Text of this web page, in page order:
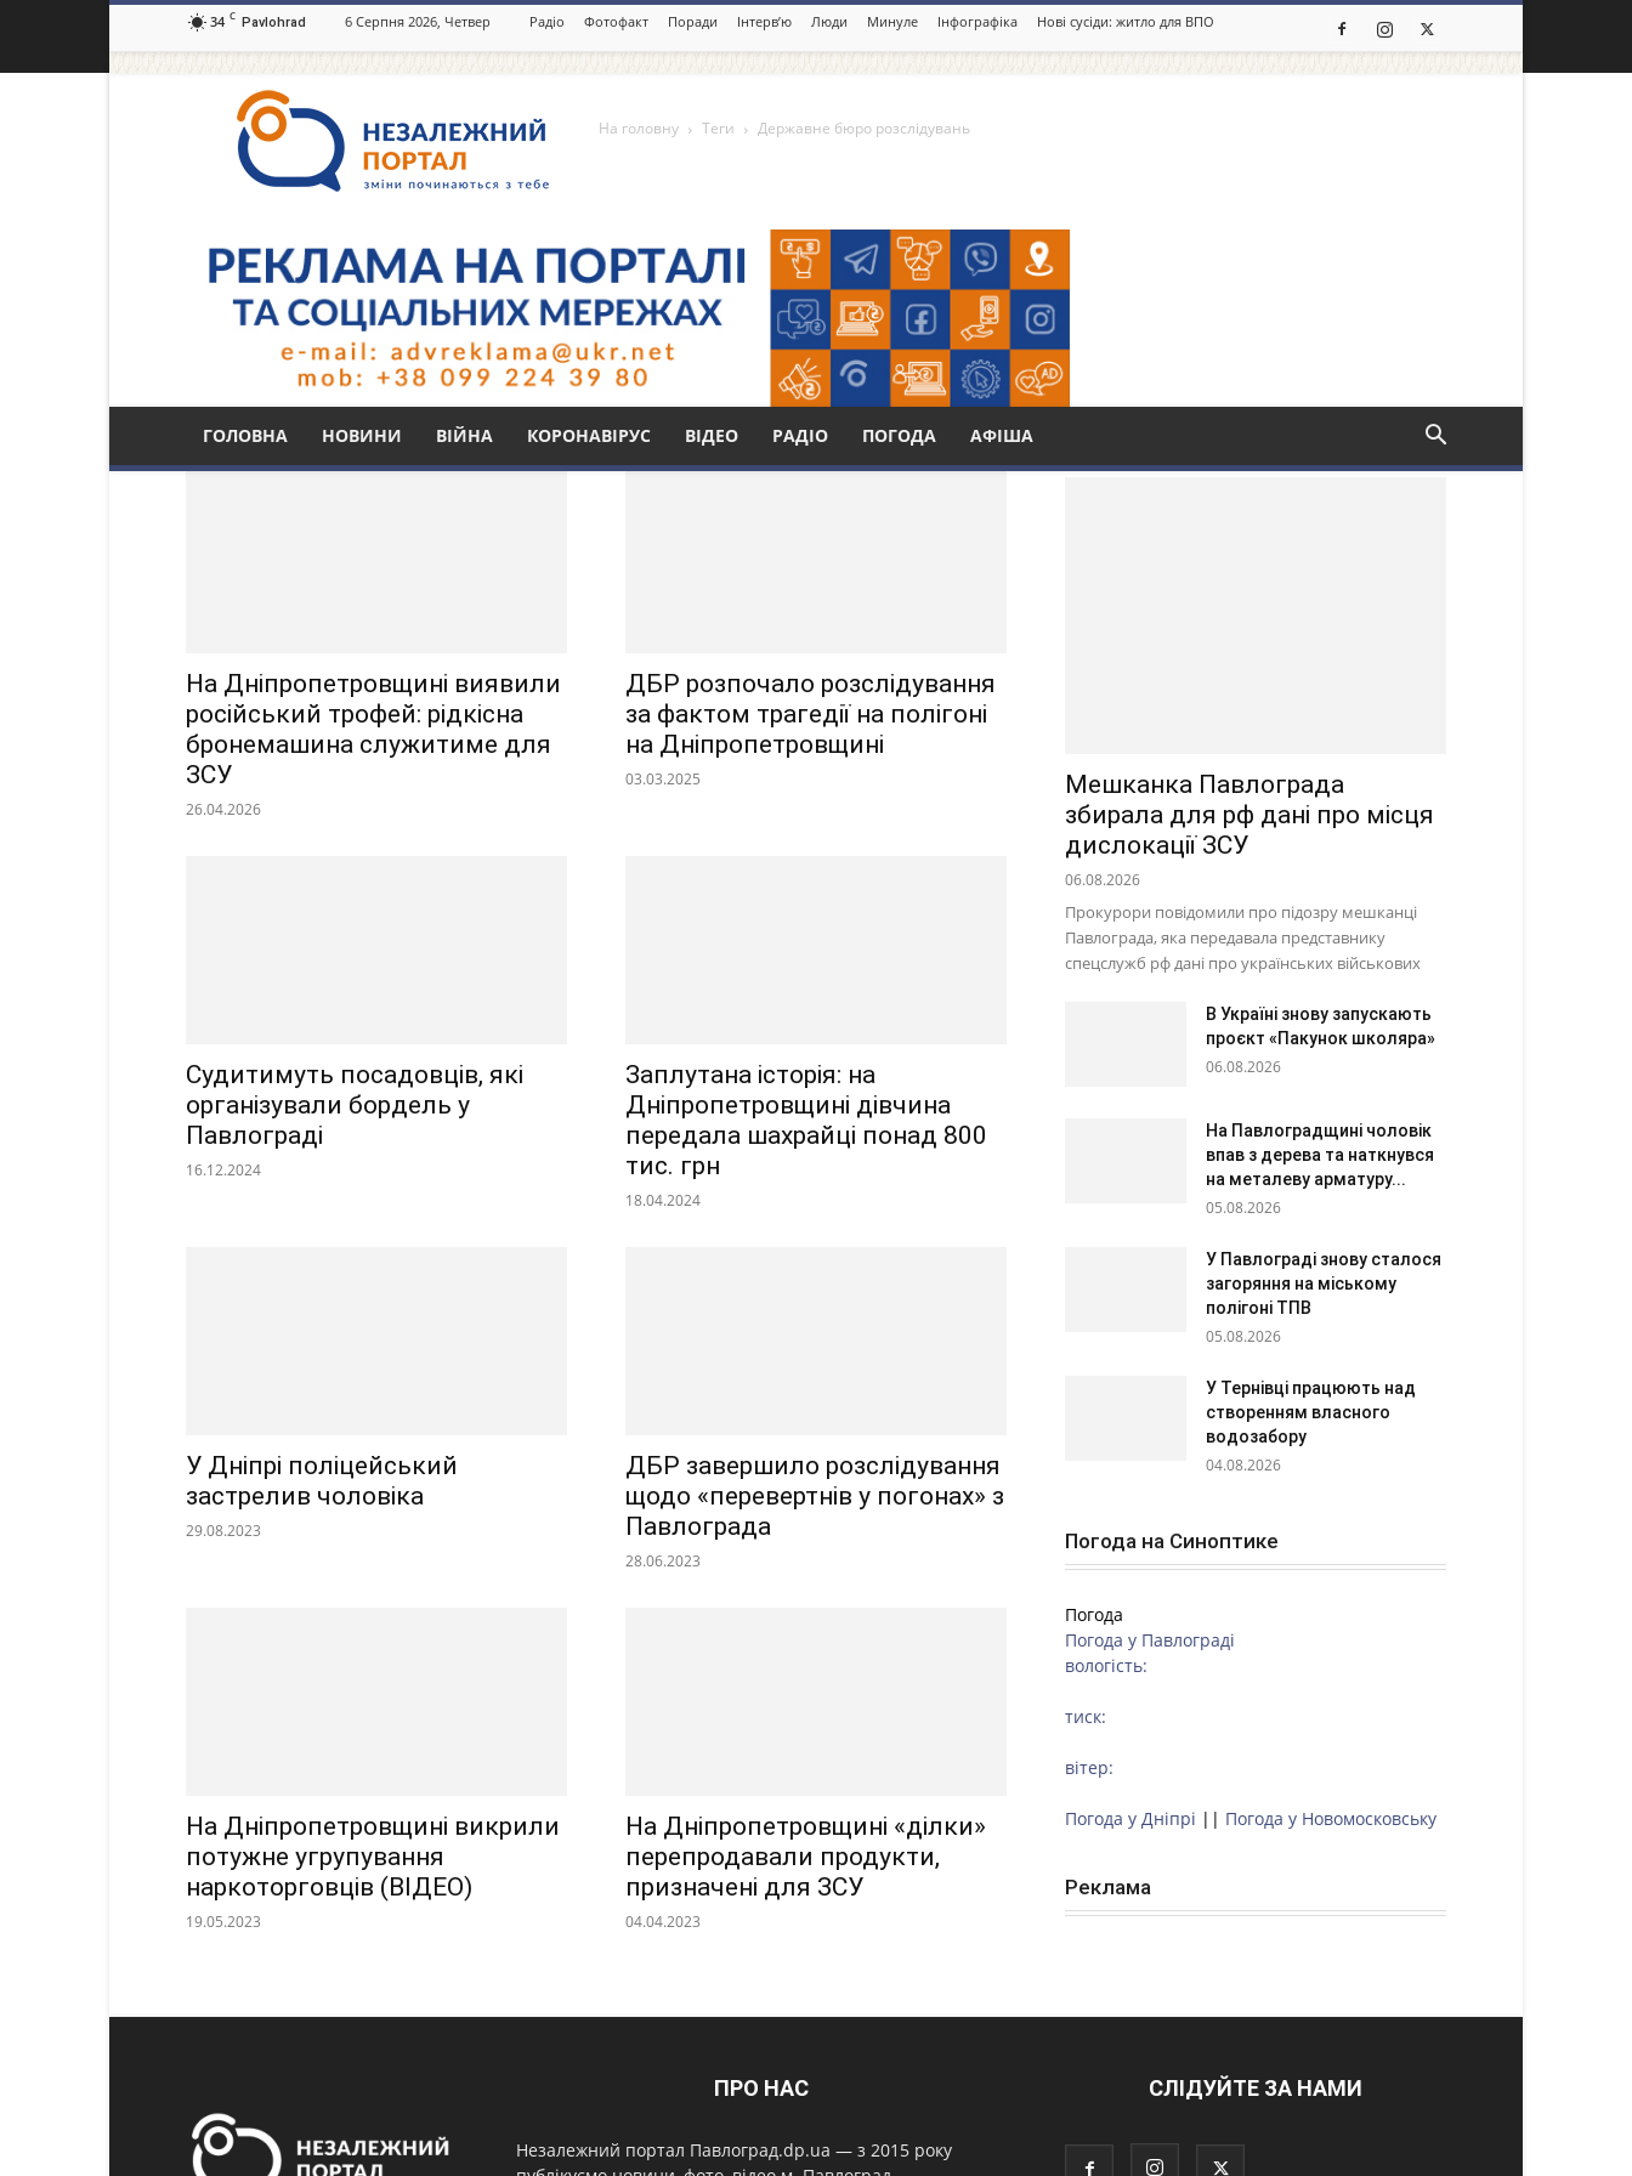
34 C Pavlohrad 6 Серпня 2026, Четвер Радіо Фотофакт Поради Інтерв’ю Люди Минуле Інфографіка Нові сусіди: житло для ВПО
портал
Павлоград.dp.ua
ГОЛОВНА НОВИНИ ВІЙНА КОРОНАВІРУС ВІДЕО РАДІО ПОГОДА АФІША
На головну Теги Державне бюро розслідувань
Тег: Державне бюро розслідувань
На Дніпропетровщині виявили
російський трофей: рідкісна
бронемашина служитиме для
ЗСУ
26.04.2026
ДБР розпочало розслідування
за фактом трагедії на полігоні
на Дніпропетровщині
03.03.2025
Судитимуть посадовців, які
організували бордель у
Павлограді
16.12.2024
Заплутана історія: на
Дніпропетровщині дівчина
передала шахрайці понад 800
тис. грн
18.04.2024
У Дніпрі поліцейський
застрелив чоловіка
29.08.2023
ДБР завершило розслідування
щодо «перевертнів у погонах» з
Павлограда
28.06.2023
На Дніпропетровщині викрили
потужне угрупування
наркоторговців (ВІДЕО)
19.05.2023
На Дніпропетровщині «ділки»
перепродавали продукти,
призначені для ЗСУ
04.04.2023
Мешканка Павлограда
збирала для рф дані про місця
дислокації ЗСУ
06.08.2026
Прокурори повідомили про підозру мешканці
Павлограда, яка передавала представнику
спецслужб рф дані про українських військових
В Україні знову запускають
проєкт «Пакунок школяра»
06.08.2026
На Павлоградщині чоловік
впав з дерева та наткнувся
на металеву арматуру...
05.08.2026
У Павлограді знову сталося
загоряння на міському
полігоні ТПВ
05.08.2026
У Тернівці працюють над
створенням власного
водозабору
04.08.2026
Погода на Синоптике
Погода
Погода у Павлограді
вологість:
тиск:
вітер:
Погода у Дніпрі || Погода у Новомосковську
Реклама
ПРО НАС
Незалежний портал Павлоград.dp.ua — з 2015 року
СЛІДУЙТЕ ЗА НАМИ